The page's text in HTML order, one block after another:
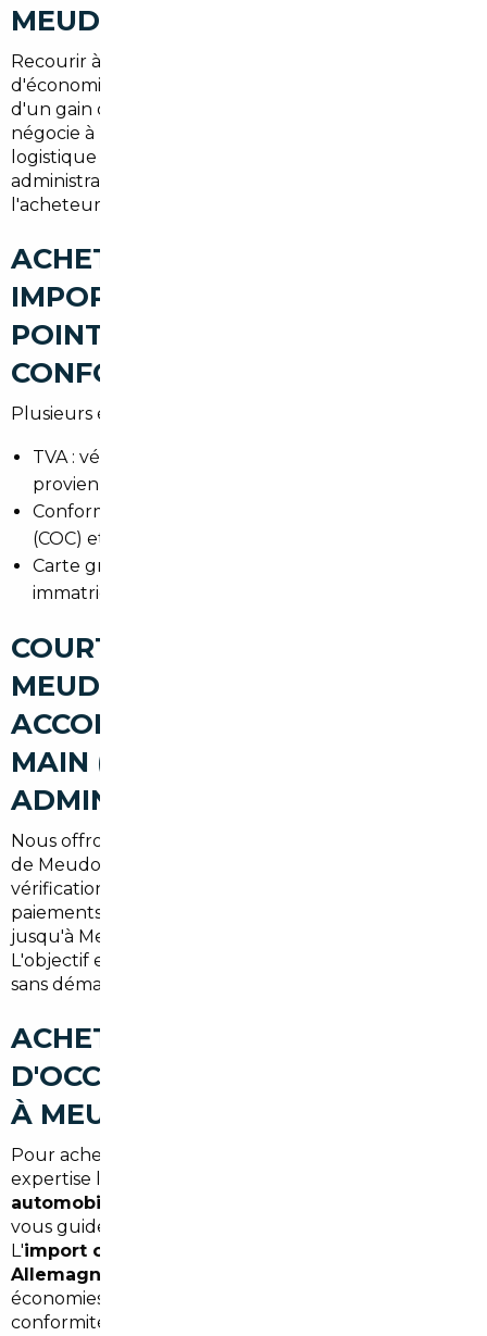
MEUDON
Recourir à un
d'économiser sur le prix d'achat tout en bénéficiant
d'un gain de temps considérable. Le mandataire
négocie à l'échelle européenne, coordonne la
logistique et prend en charge les formalités
administratives, ce qui sécurise la transaction pour
l'acheteur local.
ACHETER UNE VOITURE
IMPORTÉE À MEUDON : LES
POINTS DE VIGILANCE (TVA,
CONFORMITÉ, CARTE GRISE)
Plusieurs éléments sont cruciaux :
TVA : vérifier le statut TVA selon que le véhicule
provienne d'un pays UE ou hors UE.
Conformité : certificat de conformité européen
(COC) et adaptabilité aux normes françaises.
Carte grise : délais et documents nécessaires pour
immatriculation dans les Hauts-de-Seine.
COURTIER AUTOMOBILE
MEUDON : UN
ACCOMPAGNEMENT CLÉ EN
MAIN (RECHERCHE,
ADMINISTRATIF, LIVRAISON)
Nous offrons un service complet pour les habitants
de Meudon : recherche ciblée selon vos critères,
vérifications techniques, prises en charge des
paiements sécurisés, organisation du transport
jusqu'à Meudon et finalisation des formalités.
L'objectif est une remise du véhicule prête à rouler,
sans démarches supplémentaires pour le client.
ACHETER UNE VOITURE
D'OCCASION AU MEILLEUR PRIX
À MEUDON (SYNTHÈSE)
Pour acheter au meilleur prix à Meudon, combinez
expertise locale et réseau européen : un
automobile Meudon
vous guide de la sélection à l'immatriculation.
L'import occasion Meudon
Allemagne Meudon
économies substantielles si les contrôles et la
conformité sont respectés.